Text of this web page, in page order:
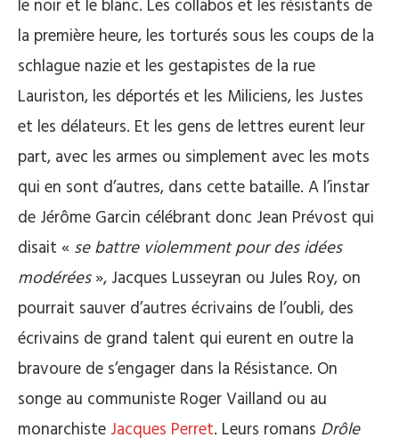
le noir et le blanc. Les collabos et les résistants de
la première heure, les torturés sous les coups de la
schlague nazie et les gestapistes de la rue
Lauriston, les déportés et les Miliciens, les Justes
et les délateurs. Et les gens de lettres eurent leur
part, avec les armes ou simplement avec les mots
qui en sont d’autres, dans cette bataille. A l’instar
de Jérôme Garcin célébrant donc Jean Prévost qui
disait « se battre violemment pour des idées
modérées», Jacques Lusseyran ou Jules Roy, on
pourrait sauver d’autres écrivains de l’oubli, des
écrivains de grand talent qui eurent en outre la
bravoure de s’engager dans la Résistance. On
songe au communiste Roger Vailland ou au
monarchiste Jacques Perret. Leurs romans Drôle